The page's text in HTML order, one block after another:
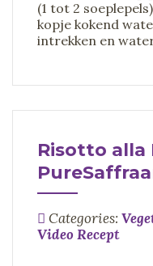
(1 tot 2
kopje kokend
intrekken en
Risotto alla
Categories:
Video Recept